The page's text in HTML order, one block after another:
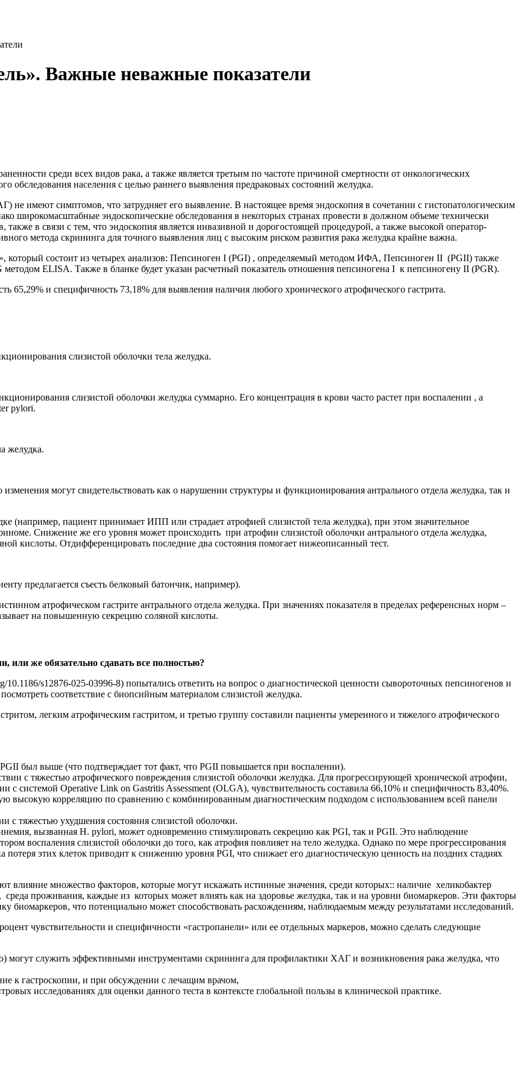
Важные неважные показатели
среди всех видов рака, а также является третьим по частоте причиной смертности от онкологических
обследования населения с целью раннего выявления предраковых состояний желудка.
имеют симптомов, что затрудняет его выявление. В настоящее время эндоскопия в сочетании с гистопатологическим
широкомасштабные эндоскопические обследования в некоторых странах провести в должном объеме технически
в связи с тем, что эндоскопия является инвазивной и дорогостоящей процедурой, а также высокой оператор-
метода скрининга для точного выявления лиц с высоким риском развития рака желудка крайне важна.
который состоит из четырех анализов: Пепсиноген I (PGI) , определяемый методом ИФА, Пепсиноген II (PGII) также
ELISA. Также в бланке будет указан расчетный показатель отношения пепсиногена I к пепсиногену II (PGR).
65,29% и специфичность 73,18% для выявления наличия любого хронического атрофического гастрита.
слизистой оболочки тела желудка.
слизистой оболочки желудка суммарно. Его концентрация в крови часто растет при воспалении , а
pylori.
желудка.
могут свидетельствовать как о нарушении структуры и функционирования антрального отдела желудка, так и
(например, пациент принимает ИПП или страдает атрофией слизистой тела желудка), при этом значительное
Снижение же его уровня может происходить при атрофии слизистой оболочки антрального отдела желудка,
кислоты. Отдифференцировать последние два состояния помогает нижеописанный тест.
предлагается съесть белковый батончик, например).
атрофическом гастрите антрального отдела желудка. При значениях показателя в пределах референсных норм –
на повышенную секрецию соляной кислоты.
или же обязательно сдавать все полностью?
s12876-025-03996-8) попытались ответить на вопрос о диагностической ценности сывороточных пепсиногенов и
соответствие с биопсийным материалом слизистой желудка.
легким атрофическим гастритом, и третью группу составили пациенты умеренного и тяжелого атрофического
был выше (что подтверждает тот факт, что PGII повышается при воспалении).
с тяжестью атрофического повреждения слизистой оболочки желудка. Для прогрессирующей хронической атрофии,
с системой Operative Link on Gastritis Assessment (OLGA), чувствительность составила 66,10% и специфичность 83,40%.
высокую корреляцию по сравнению с комбинированным диагностическим подходом с использованием всей панели
с тяжестью ухудшения состояния слизистой оболочки.
вызванная H. pylori, может одновременно стимулировать секрецию как PGI, так и PGII. Это наблюдение
воспаления слизистой оболочки до того, как атрофия повлияет на тело желудка. Однако по мере прогрессирования
этих клеток приводит к снижению уровня PGI, что снижает его диагностическую ценность на поздних стадиях
множество факторов, которые могут искажать истинные значения, среди которых:: наличие хеликобактер
проживания, каждые из которых может влиять как на здоровье желудка, так и на уровни биомаркеров. Эти факторы
биомаркеров, что потенциально может способствовать расхождениям, наблюдаемым между результатами исследований.
чувствительности и специфичности «гастропанели» или ее отдельных маркеров, можно сделать следующие
могут служить эффективными инструментами скрининга для профилактики ХАГ и возникновения рака желудка, что
к гастроскопии, и при обсуждении с лечащим врачом,
исследованиях для оценки данного теста в контексте глобальной пользы в клинической практике.